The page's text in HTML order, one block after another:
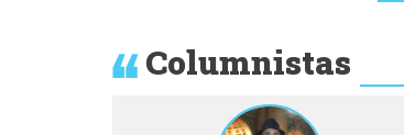
Columnistas